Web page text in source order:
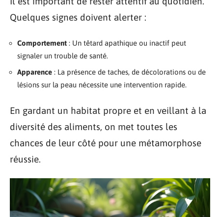
Quelques signes doivent alerter :
Comportement : Un têtard apathique ou inactif peut
signaler un trouble de santé.
Apparence : La présence de taches, de décolorations ou de
lésions sur la peau nécessite une intervention rapide.
En gardant un habitat propre et en veillant à la
diversité des aliments, on met toutes les
chances de leur côté pour une métamorphose
réussie.